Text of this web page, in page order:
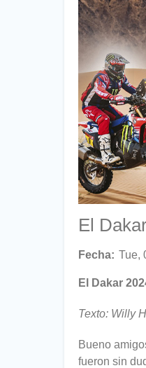
El
Fecha Tue,
El Dakar
Texto: Willy
Bueno
fueron sin